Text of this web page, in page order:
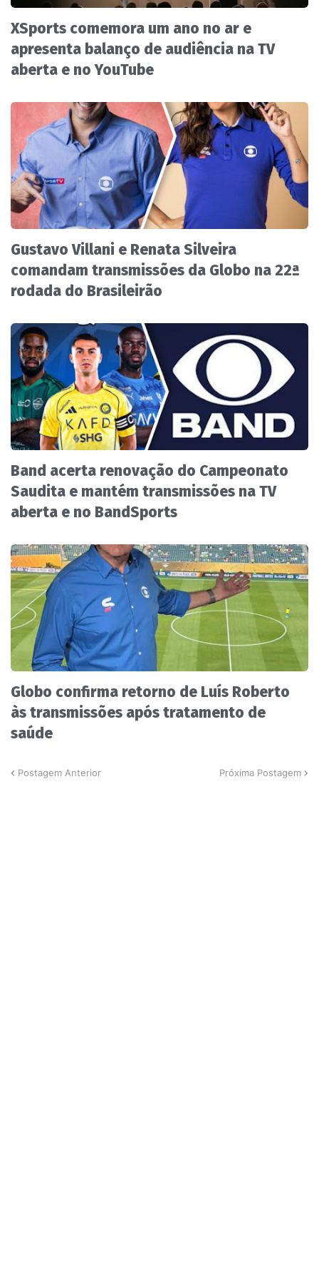
XSports comemora um ano no ar e
apresenta balanço de audiência na TV
aberta e no YouTube
Gustavo Villani e Renata Silveira
comandam transmissões da Globo na 22ª
rodada do Brasileirão
Band acerta renovação do Campeonato
Saudita e mantém transmissões na TV
aberta e no BandSports
Globo confirma retorno de Luís Roberto
às transmissões após tratamento de
saúde
Postagem Anterior Próxima Postagem